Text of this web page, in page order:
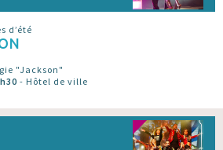
d’été
"Jackson"
- Hôtel de ville